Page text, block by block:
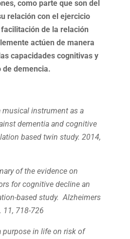
como parte que son del
relación con el ejercicio
de la relación
actúen de manera
capacidades cognitivas y
demencia.
musical instrument as a
dementia and cognitive
based twin study. 2014,
of the evidence on
for cognitive decline an
based study. Alzheimers
11, 718-726
purpose in life on risk of